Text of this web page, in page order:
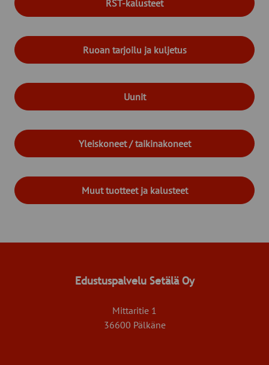
RST-kalusteet
Ruoan tarjoilu ja kuljetus
Uunit
Yleiskoneet / taikinakoneet
Muut tuotteet ja kalusteet
Edustuspalvelu Setälä Oy
Mittaritie 1
36600 Pälkäne